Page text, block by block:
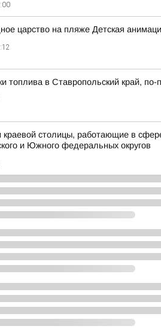
царство на пляже Детская
топлива в Ставропольский край,
столицы, работающие в
и Южного федеральных округов